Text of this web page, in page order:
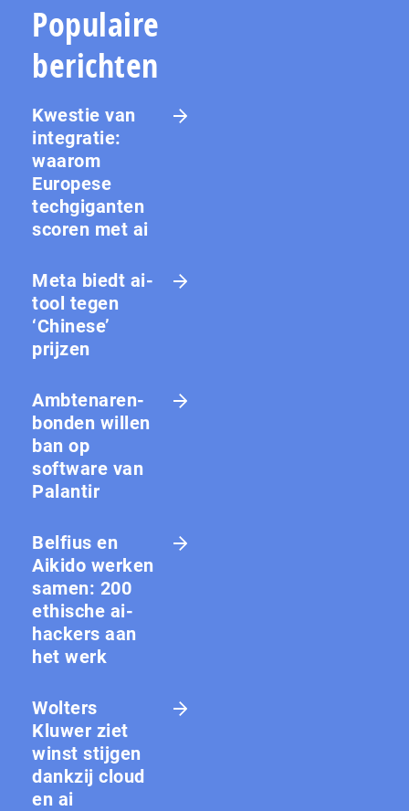
Populaire
berichten
Kwestie van
integratie:
waarom
Europese
techgiganten
scoren met ai
Meta biedt ai-
tool tegen
‘Chinese’
prijzen
Amb­te­na­ren­
bon­den willen
ban op
software van
Palantir
Belfius en
Aikido werken
samen: 200
ethische ai-
hackers aan
het werk
Wolters
Kluwer ziet
winst stijgen
dankzij cloud
en ai